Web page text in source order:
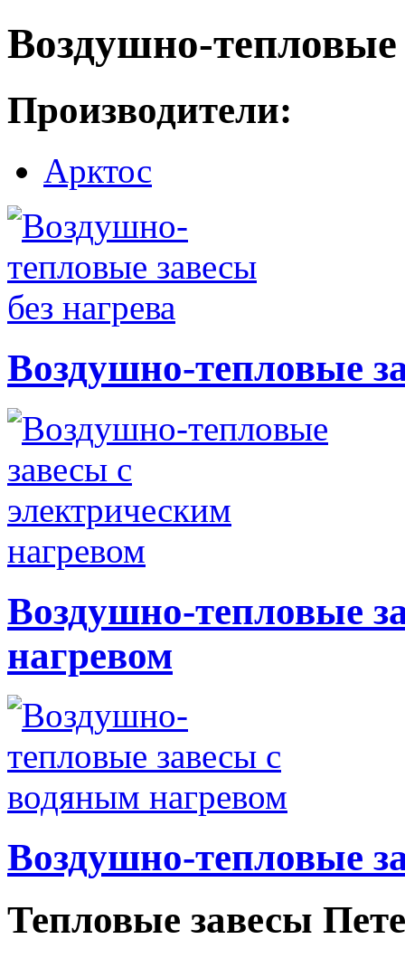
Воздушно-тепловые
Производители:
Арктос
Воздушно-тепловые
Воздушно-тепловые
нагревом
Воздушно-тепловые
Тепловые завесы